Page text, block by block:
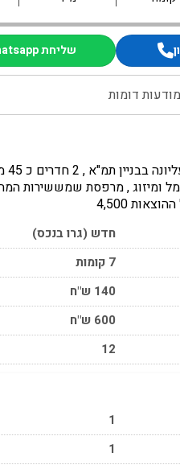
שליחת whatsapp
מודעות דומות
דירה
ומיזוג , מרפסת שמששירות
4,500
חדש (גרו בנכס)
7 קומות
140 ש"ח
600 ש"ח
12
1
1